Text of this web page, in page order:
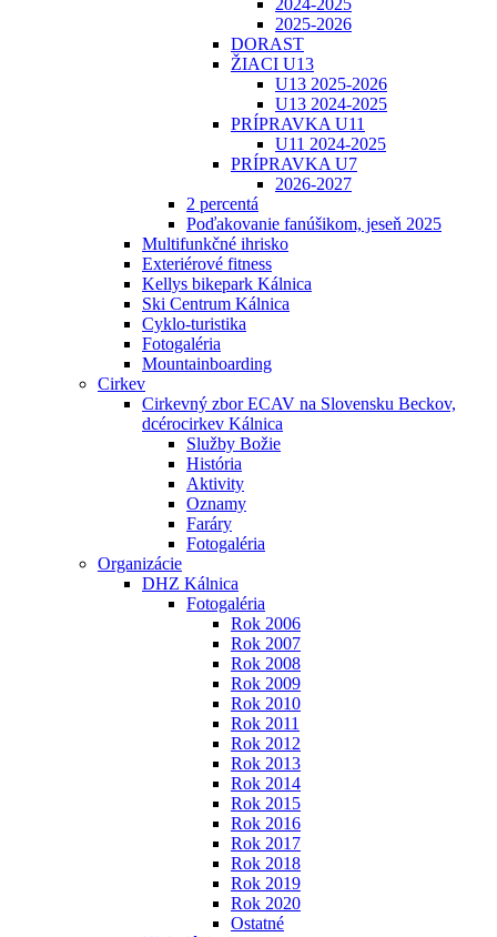
2024-2025
2025-2026
DORAST
ŽIACI U13
U13 2025-2026
U13 2024-2025
PRÍPRAVKA U11
U11 2024-2025
PRÍPRAVKA U7
2026-2027
2 percentá
Poďakovanie fanúšikom, jeseň 2025
Multifunkčné ihrisko
Exteriérové fitness
Kellys bikepark Kálnica
Ski Centrum Kálnica
Cyklo-turistika
Fotogaléria
Mountainboarding
Cirkev
Cirkevný zbor ECAV na Slovensku Beckov,
dcérocirkev Kálnica
Služby Božie
História
Aktivity
Oznamy
Faráry
Fotogaléria
Organizácie
DHZ Kálnica
Fotogaléria
Rok 2006
Rok 2007
Rok 2008
Rok 2009
Rok 2010
Rok 2011
Rok 2012
Rok 2013
Rok 2014
Rok 2015
Rok 2016
Rok 2017
Rok 2018
Rok 2019
Rok 2020
Ostatné